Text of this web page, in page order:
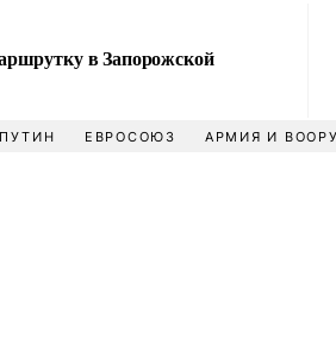
в Запорожской
ЕВРОСОЮЗ АРМИЯ И